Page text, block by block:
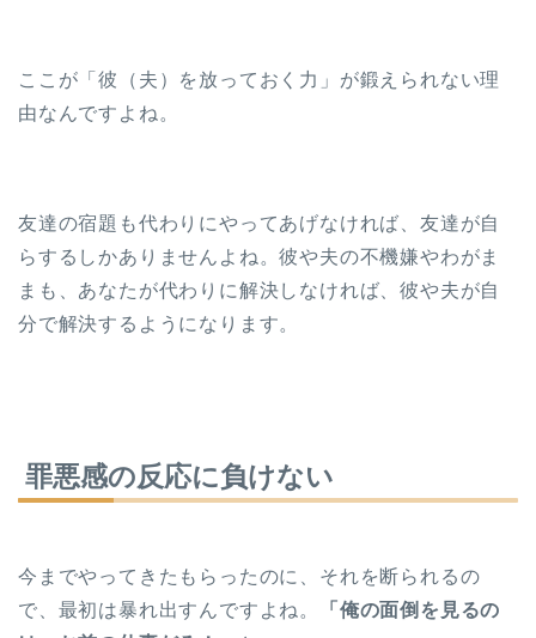
ここが「彼（夫）を放っておく力」が鍛えられない理
由なんですよね。
友達の宿題も代わりにやってあげなければ、友達が自
らするしかありませんよね。彼や夫の不機嫌やわがま
まも、あなたが代わりに解決しなければ、彼や夫が自
分で解決するようになります。
罪悪感の反応に負けない
今までやってきたもらったのに、それを断られるの
で、最初は暴れ出すんですよね。
「俺の面倒を見るの